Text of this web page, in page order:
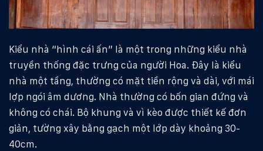
Kiểu nhà “hình cái ấn” là một trong những kiểu nhà
truyền thống đặc trưng của người Hoa. Đây là kiểu
nhà một tầng, thường có mặt tiền rộng và dài, với mái
lợp ngói âm dương. Nhà thường có bốn gian đứng và
không có chái. Bộ khung và vì kèo được thiết kế đơn
giản, tường xây bằng gạch một lớp dày khoảng 30-
40cm.